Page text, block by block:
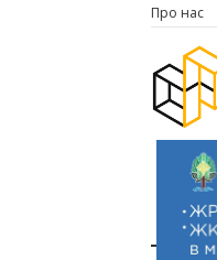
Про нас